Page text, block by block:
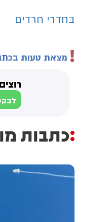
בחדרי חרדים
מצאת טעות
כתבות